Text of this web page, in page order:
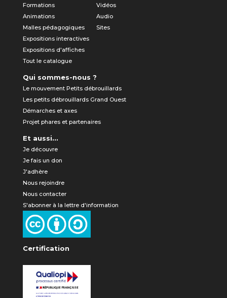
Formations
Animations
Malles pédagogiques
Expositions interactives
Expositions d'affiches
Tout le catalogue
Vidéos
Audio
Sites
Qui sommes-nous ?
Le mouvement Petits débrouillards
Les petits débrouillards Grand Ouest
Démarches et axes
Projet phares et partenaires
Et aussi...
Je découvre
Je fais un don
J'adhère
Nous rejoindre
Nous contacter
S'abonner à la lettre d'information
Certification